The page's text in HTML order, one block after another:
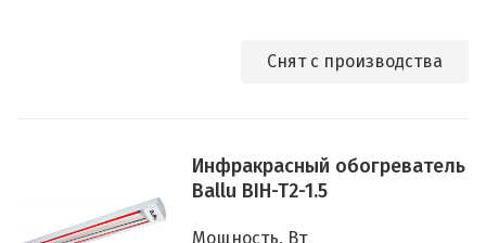
Снят с производства
Инфракрасный обогреватель
Ballu BIH-T2-1.5
Мощность, Вт